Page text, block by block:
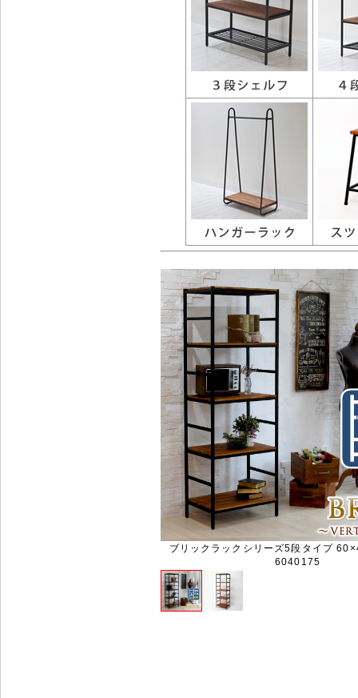
ブリックラックシリーズ5段タイプ
6040175